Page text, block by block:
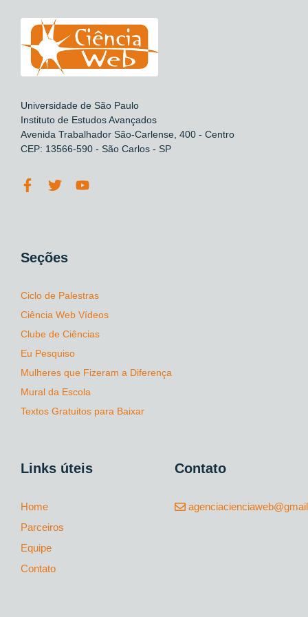
Universidade de São Paulo
Instituto de Estudos Avançados
Avenida Trabalhador São-Carlense, 400 - Centro
CEP: 13566-590 - São Carlos - SP
Seções
Ciclo de Palestras
Ciência Web Vídeos
Clube de Ciências
Eu Pesquiso
Mulheres que Fizeram a Diferença
Mural da Escola
Textos Gratuitos para Baixar
Links úteis
Home
Parceiros
Equipe
Contato
Contato